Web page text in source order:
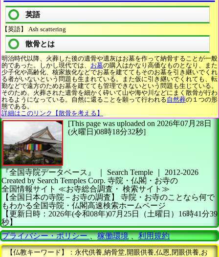
英語
【英語】 Ash scattering
散骨とは
明治時代以降、火葬した後の遺骨や遺灰はお墓を作って納骨することが一般
的であった。しかし現代では、 お墓の購入はかなり高価なものとなり、また
少子化や高齢化、核家族化などでお墓を建ててもそのお墓を引き継いでくれ
る者がいないという問題も生まれている。また仮に引き継いでくれても、転
勤などで遠方のためお墓を建てても管理できないという問題も生じている。
そのため、火葬された遺骨を細かく砕いて山や海や川などにまく散骨が行わ
れるようになっている。自然に還ることを願って行われる自然葬の１つの形
態である。
詳細はこのリンク【散骨を考える】
[This page was uploaded on 2026年07月28日
(火曜日)08時18分32秒]
『全国寺院データベース』 ｜ Search Temple
2012-2026
Created by Search Temples Corp. 寺院・仏閣・お寺の
全国情報サイト ≪お寺総合調査・ 検索サイト≫
【全国日本の寺院－お寺の調査】
寺院・お寺のことなら何で
もわかる全国寺院・仏閣高速検索ホームページ
【更新日時：2026年(令和08年)07月25日（土曜日）16時41分39
秒】
プライバシー・ポリシー、稼働環境、利用規約
【仏教キーワード】：永代供養,納骨堂,開眼供養,仏恩,閉眼供養,お